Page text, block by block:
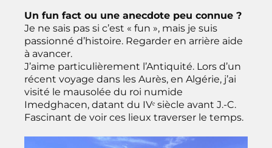
Un fun fact ou une anecdote peu connue ?
Je ne sais pas si c’est « fun », mais je suis
passionné d’histoire. Regarder en arrière aide
à avancer.
J’aime particulièrement l’Antiquité. Lors d’un
récent voyage dans les Aurès, en Algérie, j’ai
visité le mausolée du roi numide
Imedghacen, datant du IVᵉ siècle avant J.-C.
Fascinant de voir ces lieux traverser le temps.